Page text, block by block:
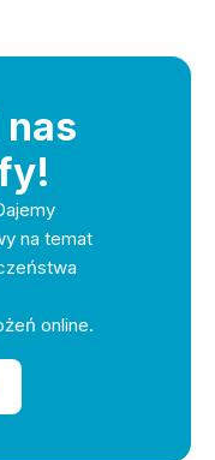
nas
na temat
online.